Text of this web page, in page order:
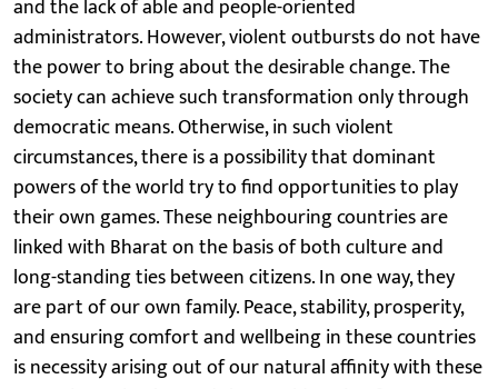
and the lack of able and people-oriented
administrators. However, violent outbursts do not have
the power to bring about the desirable change. The
society can achieve such transformation only through
democratic means. Otherwise, in such violent
circumstances, there is a possibility that dominant
powers of the world try to find opportunities to play
their own games. These neighbouring countries are
linked with Bharat on the basis of both culture and
long-standing ties between citizens. In one way, they
are part of our own family. Peace, stability, prosperity,
and ensuring comfort and wellbeing in these countries
is necessity arising out of our natural affinity with these